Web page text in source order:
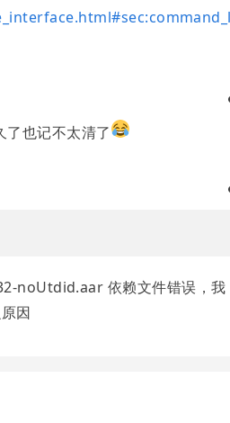
也记不太清了
noUtdid.aar 依赖文件错误，我
因